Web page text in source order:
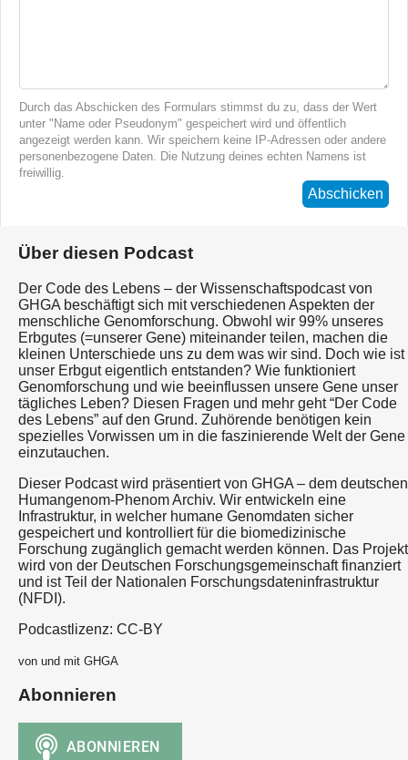
Durch das Abschicken des Formulars stimmst du zu, dass der Wert
unter "Name oder Pseudonym" gespeichert wird und öffentlich
angezeigt werden kann. Wir speichern keine IP-Adressen oder andere
personenbezogene Daten. Die Nutzung deines echten Namens ist
freiwillig.
Abschicken
Über diesen Podcast
Der Code des Lebens – der Wissenschaftspodcast von
GHGA beschäftigt sich mit verschiedenen Aspekten der
menschliche Genomforschung. Obwohl wir 99% unseres
Erbgutes (=unserer Gene) miteinander teilen, machen die
kleinen Unterschiede uns zu dem was wir sind. Doch wie ist
unser Erbgut eigentlich entstanden? Wie funktioniert
Genomforschung und wie beeinflussen unsere Gene unser
tägliches Leben? Diesen Fragen und mehr geht “Der Code
des Lebens” auf den Grund. Zuhörende benötigen kein
spezielles Vorwissen um in die faszinierende Welt der Gene
einzutauchen.
Dieser Podcast wird präsentiert von GHGA – dem deutschen
Humangenom-Phenom Archiv. Wir entwickeln eine
Infrastruktur, in welcher humane Genomdaten sicher
gespeichert und kontrolliert für die biomedizinische
Forschung zugänglich gemacht werden können. Das Projekt
wird von der Deutschen Forschungsgemeinschaft finanziert
und ist Teil der Nationalen Forschungsdateninfrastruktur
(NFDI).
Podcastlizenz: CC-BY
von und mit GHGA
Abonnieren